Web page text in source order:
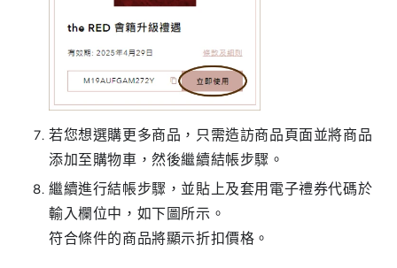
若您想選購更多商品，只需造訪商品頁面並將商品
添加至購物車，然後繼續結帳步驟。
繼續進行結帳步驟，並貼上及套用電子禮券代碼於
輸入欄位中，如下圖所示。
符合條件的商品將顯示折扣價格。